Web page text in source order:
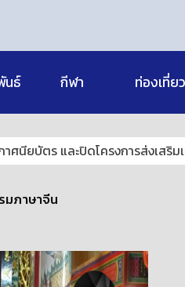
นธ์ กีฬา ท่องเที่ยว
ศนียบัตร และปิดโครงการส่งเสริ
มภาษาจีน